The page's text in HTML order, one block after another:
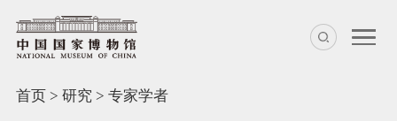
首页> 研究 > 专家学者